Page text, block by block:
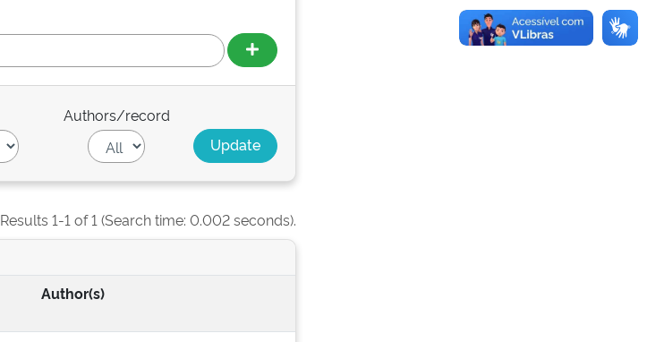
Authors/record
Results 1-1 of 1 (Search time: 0.002 seconds).
Author(s)